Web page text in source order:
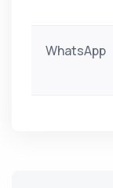
WhatsApp